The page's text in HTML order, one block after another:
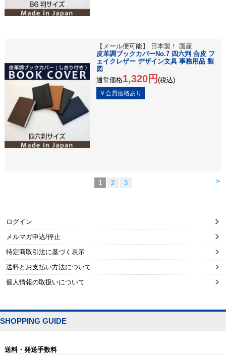
【メール便可能】 日本製！ 国産
皮革調ブックカバーNo.7 四六判 合皮 フ
ェイクレザー デザイン文具 事務用品 製
図
通常価格1,320円 (税込)
>
1 2 3
ログイン
メルマガ申込/停止
特定商取引法に基づく表示
送料とお支払い方法について
個人情報の取扱いについて
SHOPPING GUIDE
送料・発送手数料